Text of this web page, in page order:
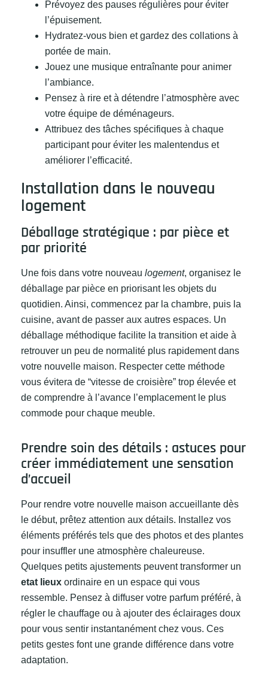
Prévoyez des pauses régulières pour éviter
l’épuisement.
Hydratez-vous bien et gardez des collations à
portée de main.
Jouez une musique entraînante pour animer
l’ambiance.
Pensez à rire et à détendre l’atmosphère avec
votre équipe de déménageurs.
Attribuez des tâches spécifiques à chaque
participant pour éviter les malentendus et
améliorer l’efficacité.
Installation dans le nouveau
logement
Déballage stratégique : par pièce et
par priorité
Une fois dans votre nouveau logement, organisez le
déballage par pièce en priorisant les objets du
quotidien. Ainsi, commencez par la chambre, puis la
cuisine, avant de passer aux autres espaces. Un
déballage méthodique facilite la transition et aide à
retrouver un peu de normalité plus rapidement dans
votre nouvelle maison. Respecter cette méthode
vous évitera de “vitesse de croisière” trop élevée et
de comprendre à l’avance l’emplacement le plus
commode pour chaque meuble.
Prendre soin des détails : astuces pour
créer immédiatement une sensation
d’accueil
Pour rendre votre nouvelle maison accueillante dès
le début, prêtez attention aux détails. Installez vos
éléments préférés tels que des photos et des plantes
pour insuffler une atmosphère chaleureuse.
Quelques petits ajustements peuvent transformer un
etat lieux ordinaire en un espace qui vous
ressemble. Pensez à diffuser votre parfum préféré, à
régler le chauffage ou à ajouter des éclairages doux
pour vous sentir instantanément chez vous. Ces
petits gestes font une grande différence dans votre
adaptation.